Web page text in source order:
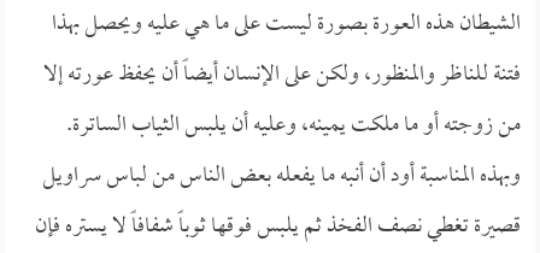
الشيطان هذه العورة بصورة ليست على ما هي عليه ويحصل بهذا
فتنة للناظر والمنظور، ولكن على الإنسان أيضاً أن يحفظ عورته إلا
من زوجته أو ما ملكت يمينه، وعليه أن يلبس الثياب الساترة.
وبهذه المناسبة أود أن أنبه ما يفعله بعض الناس من لباس سراويل
قصيرة تغطي نصف الفخذ ثم يلبس فوقها ثوباً شفافاً لا يستره فإن